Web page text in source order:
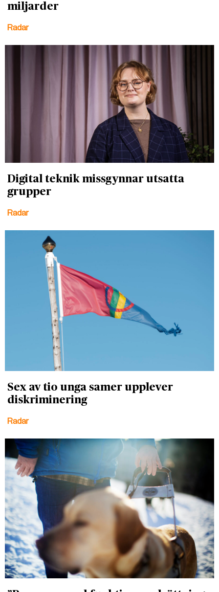
miljarder
Radar
Digital teknik missgynnar utsatta
grupper
Radar
Sex av tio unga samer upplever
diskriminering
Radar